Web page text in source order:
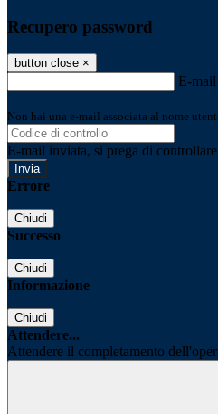
Recupero password
button close ×
E-mail
Non hai una e-mail associata al nome
E-mail inviata, si prega di
Errore
Chiudi
Successo
Chiudi
Informazione
Chiudi
Attendere...
Attendere il completamento